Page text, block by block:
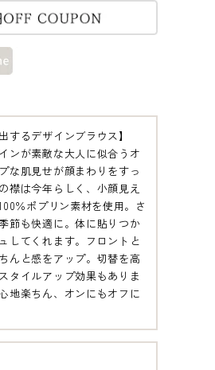
するデザインブラウス】
ンが素敵な大人に似合うオ
な肌見せが顔まわりをすっ
襟は今年らしく、小顔見え
％ポプリン素材を使用。さ
節も快適に。体に貼りつか
してくれます。フロントと
んと感をアップ。切替を高
タイルアップ効果もありま
地楽ちん、オンにもオフに